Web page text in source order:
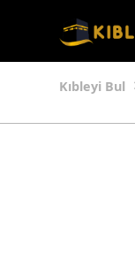
Kıbleyi Bul